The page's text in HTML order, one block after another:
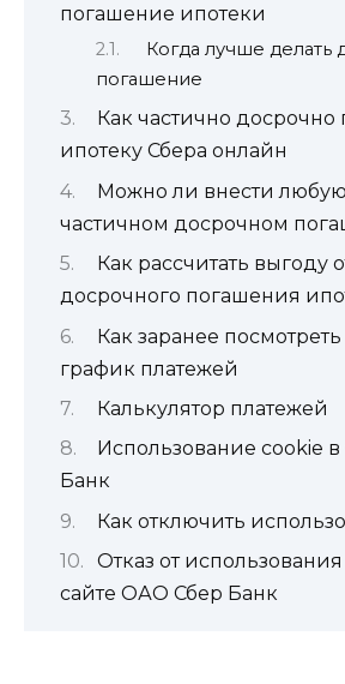
погашение ипотеки
Когда лучше делать
погашение
Как частично досрочно
ипотеку Сбера онлайн
Можно ли внести
частичном досрочном
Как рассчитать выгоду
досрочного погашения
Как заранее
график платежей
Калькулятор платежей
Использование cookie
Банк
Как отключить
Отказ от
сайте ОАО Сбер Банк